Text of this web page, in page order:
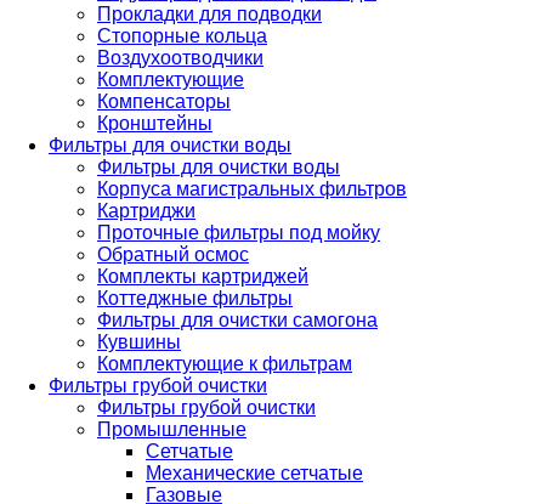
Прокладки для подводки
Стопорные кольца
Воздухоотводчики
Комплектующие
Компенсаторы
Кронштейны
Фильтры для очистки воды
Фильтры для очистки воды
Корпуса магистральных фильтров
Картриджи
Проточные фильтры под мойку
Обратный осмос
Комплекты картриджей
Коттеджные фильтры
Фильтры для очистки самогона
Кувшины
Комплектующие к фильтрам
Фильтры грубой очистки
Фильтры грубой очистки
Промышленные
Сетчатые
Механические сетчатые
Газовые